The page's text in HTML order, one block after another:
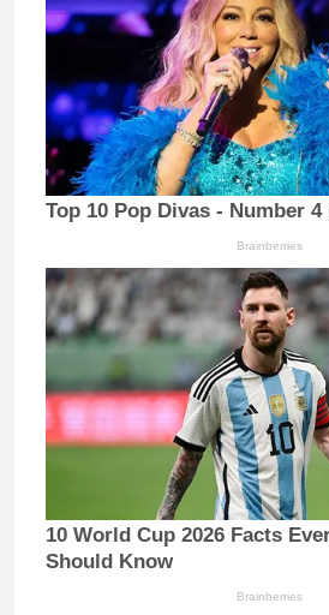
Top 10 Pop Divas - Number 4
Brainberries
10 World Cup 2026 Facts
Should Know
Brainberries